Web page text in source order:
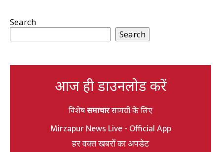
Search
Search
आज ही डाउनलोड करें
विशेषसमाचारसामग्री के लिए
Mirzapur News Live - Official App
हर वक्त खबरों का अपडेट